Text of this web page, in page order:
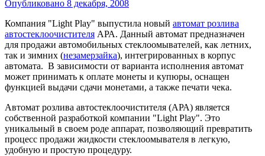
Опубликовано 8 декабря, 2008
Компания "Light Play" выпустила новый автомат розлива
автостеклоочистителя АРА. Данный автомат предназначен
для продажи автомобильных стеклоомывателей, как летних,
так и зимних (незамерзайка), интегрированных в корпус
автомата. В зависимости от варианта исполнения автомат
может принимать к оплате монеты и купюры, оснащен
функцией выдачи сдачи монетами, а также печати чека.
Автомат розлива автостеклоочистителя (АРА) является
собственной разработкой компании "Light Play". Это
уникальный в своем роде аппарат, позволяющий превратить
процесс продажи жидкости стеклоомывателя в легкую,
удобную и простую процедуру.